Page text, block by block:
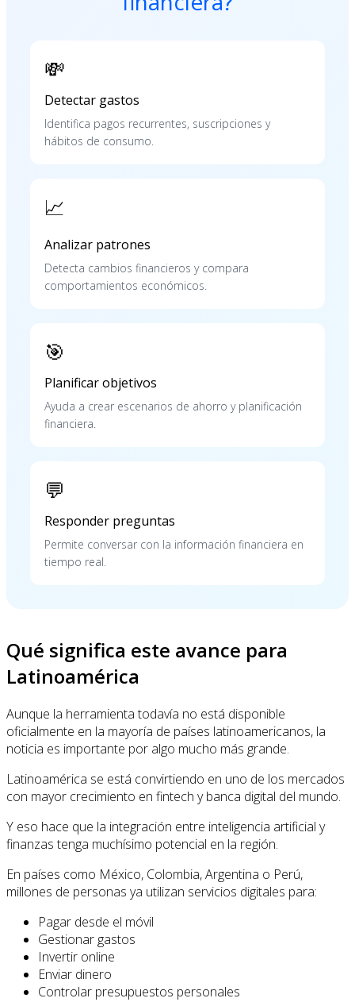
💸
Detectar gastos
Identifica pagos recurrentes, suscripciones y
hábitos de consumo.
📈
Analizar patrones
Detecta cambios financieros y compara
comportamientos económicos.
🎯
Planificar objetivos
Ayuda a crear escenarios de ahorro y planificación
financiera.
💬
Responder preguntas
Permite conversar con la información financiera en
tiempo real.
Qué significa este avance para
Latinoamérica
Aunque la herramienta todavía no está disponible
oficialmente en la mayoría de países latinoamericanos, la
noticia es importante por algo mucho más grande.
Latinoamérica se está convirtiendo en uno de los mercados
con mayor crecimiento en fintech y banca digital del mundo.
Y eso hace que la integración entre inteligencia artificial y
finanzas tenga muchísimo potencial en la región.
En países como México, Colombia, Argentina o Perú,
millones de personas ya utilizan servicios digitales para:
Pagar desde el móvil
Gestionar gastos
Invertir online
Enviar dinero
Controlar presupuestos personales